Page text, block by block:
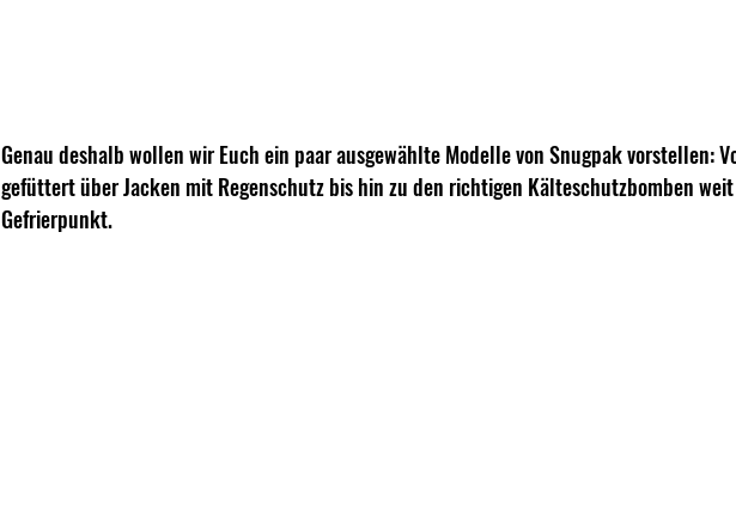
Genau deshalb wollen wir Euch ein paar ausgewählte Modelle von Snugpak vorstellen:
gefüttert über Jacken mit Regenschutz bis hin zu den richtigen Kälteschutzbomben
Gefrierpunkt.